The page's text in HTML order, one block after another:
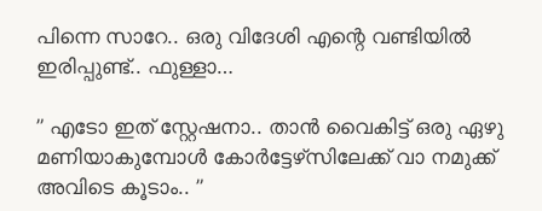
പിന്നെ സാറേ.. ഒരു വിദേശി എന്റെ വണ്ടിയിൽ
ഇരിപ്പുണ്ട്.. ഫുള്ളാ…
” എടോ ഇത് സ്റ്റേഷനാ.. താൻ വൈകിട്ട് ഒരു ഏഴു
മണിയാകുമ്പോൾ കോർട്ടേഴ്‌സിലേക്ക് വാ നമുക്ക്
അവിടെ കൂടാം.. ”